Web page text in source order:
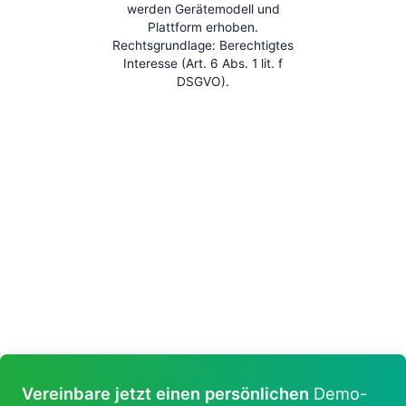
werden Gerätemodell und
Plattform erhoben.
Rechtsgrundlage: Berechtigtes
Interesse (Art. 6 Abs. 1 lit. f
DSGVO).
Vereinbare jetzt einen persönlichen Demo-